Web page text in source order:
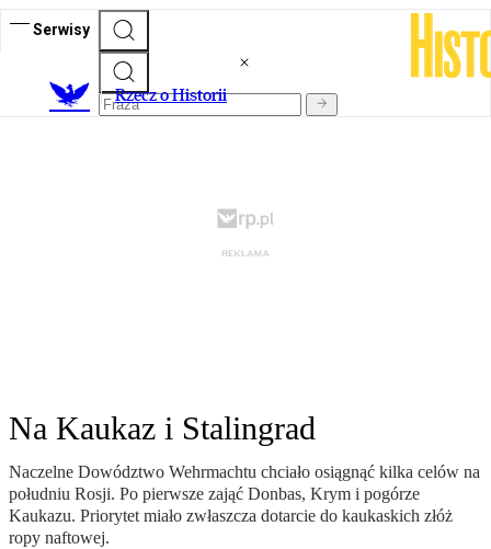
Serwisy
Rzecz o Historii
Na Kaukaz i Stalingrad
Naczelne Dowództwo Wehrmachtu chciało osiągnąć kilka celów na
południu Rosji. Po pierwsze zająć Donbas, Krym i pogórze
Kaukazu. Priorytet miało zwłaszcza dotarcie do kaukaskich złóż
ropy naftowej.